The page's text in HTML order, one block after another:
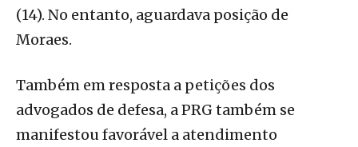
(14). No entanto, aguardava posição de
Moraes.
Também em resposta a petições dos
advogados de defesa, a PRG também se
manifestou favorável a atendimento